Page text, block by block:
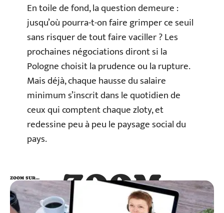
En toile de fond, la question demeure :
jusqu’où pourra-t-on faire grimper ce seuil
sans risquer de tout faire vaciller ? Les
prochaines négociations diront si la
Pologne choisit la prudence ou la rupture.
Mais déjà, chaque hausse du salaire
minimum s’inscrit dans le quotidien de
ceux qui comptent chaque zloty, et
redessine peu à peu le paysage social du
pays.
ZOOM
SUR…
ZOOM SUR…